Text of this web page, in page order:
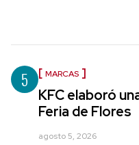
5 MARCAS
KFC elaboró
Feria de Flores
agosto 5, 2026